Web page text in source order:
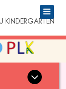
KINDERGARTEN